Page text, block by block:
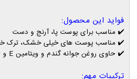
فواید این محصول:
✔️ مناسب برای پوست پا، آرنج و دست
✔️ مناسب پوست های خیلی خشک، ترک
✔️ حاوی روغن جوانه گندم و ویتامین E و
ترکیبات مهم: